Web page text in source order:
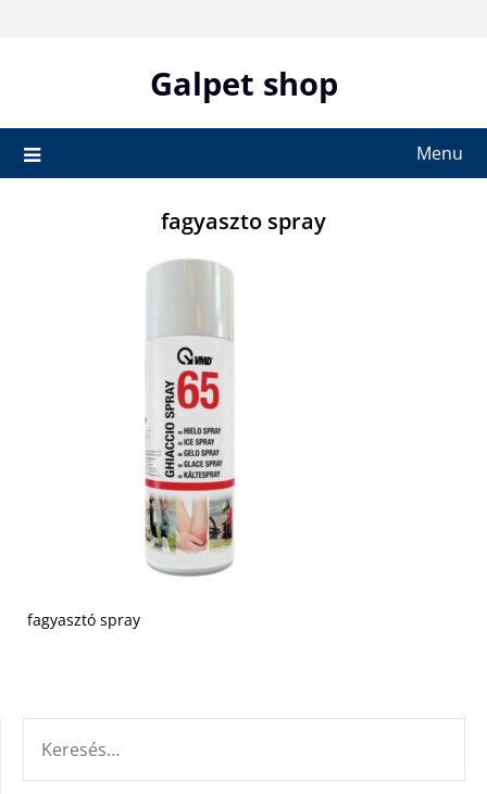
Galpet shop
Menu
fagyaszto spray
fagyasztó spray